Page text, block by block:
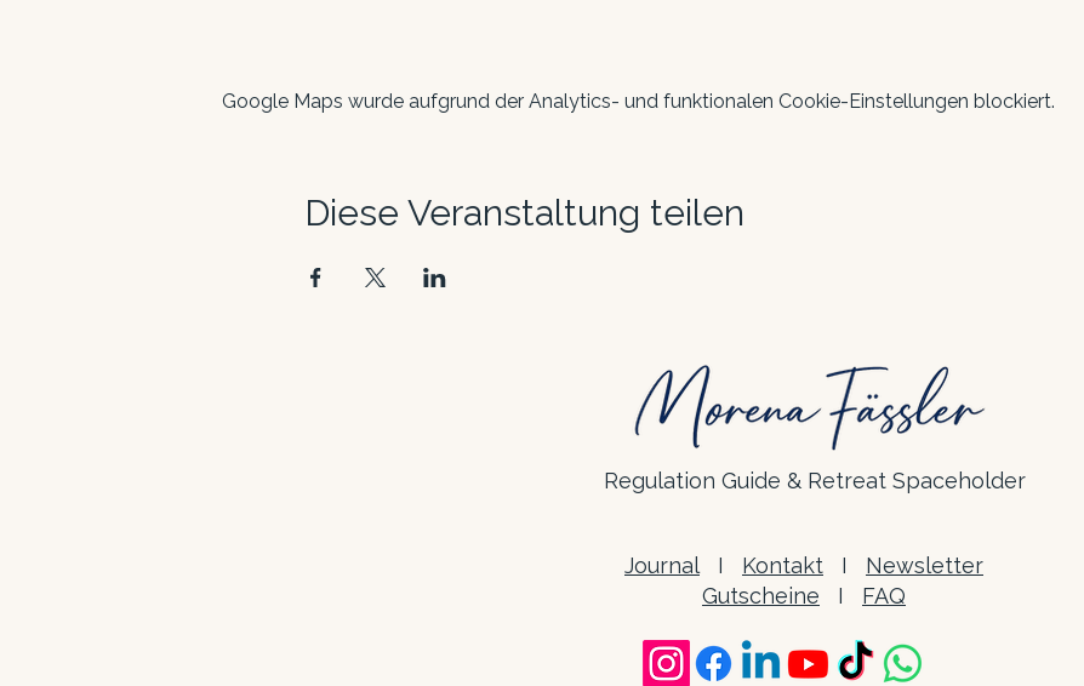
Google Maps wurde aufgrund der Analytics- und funktionalen Cookie-Einstellungen blockiert.
Diese Veranstaltung teilen
Regulation Guide & Retreat Spaceholder
Journal I Kontakt I Newsletter
Gutscheine I FAQ